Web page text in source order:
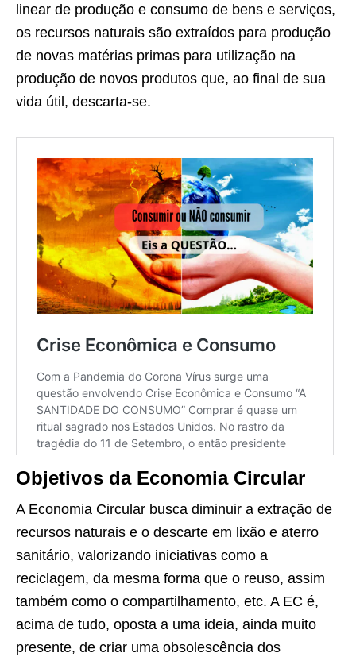
linear de produção e consumo de bens e serviços,
os recursos naturais são extraídos para produção
de novas matérias primas para utilização na
produção de novos produtos que, ao final de sua
vida útil, descarta-se.
Objetivos da Economia Circular
A Economia Circular busca diminuir a extração de
recursos naturais e o descarte em lixão e aterro
sanitário, valorizando iniciativas como a
reciclagem, da mesma forma que o reuso, assim
também como o compartilhamento, etc. A EC é,
acima de tudo, oposta a uma ideia, ainda muito
presente, de criar uma obsolescência dos